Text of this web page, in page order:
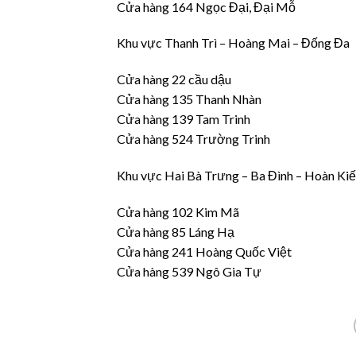
Cửa hàng 164 Ngọc Đại, Đại Mỗ
Khu vực Thanh Trì – Hoàng Mai – Đống Đa
Cửa hàng 22 cầu dậu
Cửa hàng 135 Thanh Nhàn
Cửa hàng 139 Tam Trinh
Cửa hàng 524 Trường Trinh
Khu vực Hai Bà Trưng – Ba Đình – Hoàn
Cửa hàng 102 Kim Mã
Cửa hàng 85 Láng Hạ
Cửa hàng 241 Hoàng Quốc Việt
Cửa hàng 539 Ngô Gia Tự